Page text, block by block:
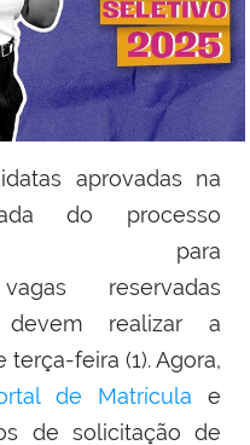
aprovadas na
do processo
para
reservadas
realizar a
feira (1). Agora,
de Matrícula e
de solicitação de